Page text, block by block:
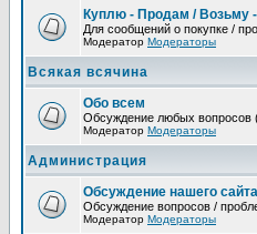
Куплю - Продам / Возьму
Для сообщений о покупке /
Модератор Модераторы
Всякая всячина
Обо всем
Обсуждение любых вопросов
Модератор Модераторы
Администрация
Обсуждение нашего сайта
Обсуждение вопросов /
Модератор Модераторы